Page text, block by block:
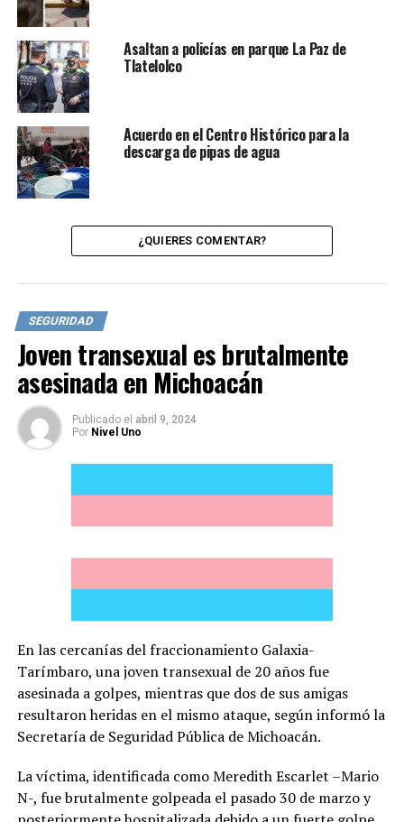
Asaltan a policías en parque La Paz de
Tlatelolco
Acuerdo en el Centro Histórico para la
descarga de pipas de agua
¿QUIERES COMENTAR?
SEGURIDAD
Joven transexual es brutalmente
asesinada en Michoacán
Publicado el abril 9, 2024
Por Nivel Uno
En las cercanías del fraccionamiento Galaxia-
Tarímbaro, una joven transexual de 20 años fue
asesinada a golpes, mientras que dos de sus amigas
resultaron heridas en el mismo ataque, según informó la
Secretaría de Seguridad Pública de Michoacán.
La víctima, identificada como Meredith Escarlet –Mario
N-, fue brutalmente golpeada el pasado 30 de marzo y